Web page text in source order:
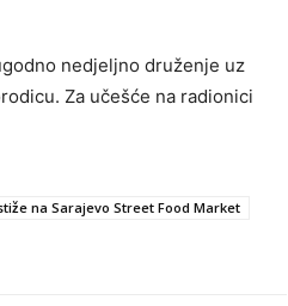
nedjeljno druženje uz
Za učešće na radionici
na Sarajevo Street Food Market